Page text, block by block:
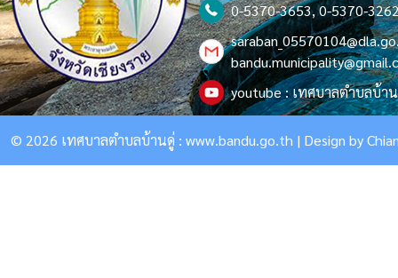
0-5370-3653, 0-5370-
youtube : เทศบาลตำบลบ้า
© 2026 เทศบาลตำบลบ้านดู่ : www.bandu.go.th | Design by